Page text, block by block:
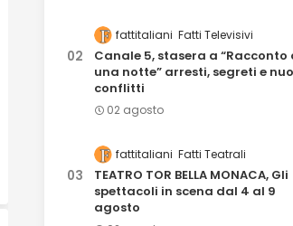
fattitaliani Fatti Televisivi
Canale 5, stasera a “Racconto
una notte” arresti, segreti e
conflitti
02 agosto
fattitaliani Fatti Teatrali
TEATRO TOR BELLA MONACA, Gli
spettacoli in scena dal 4 al 9
agosto